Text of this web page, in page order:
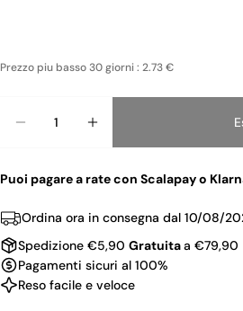
Prezzo piu basso 30 giorni : 2.73 €
Puoi pagare a rate con Scalapay o
Ordina ora in consegna dal 10/08/
Spedizione €5,90 Gratuitaa €79,90
Pagamenti sicuri al 100%
Reso facile e veloce